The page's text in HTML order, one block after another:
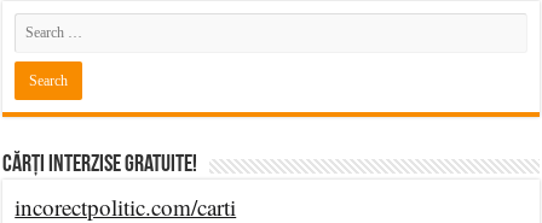
Cărți Interzise Gratuite!
incorectpolitic.com/carti